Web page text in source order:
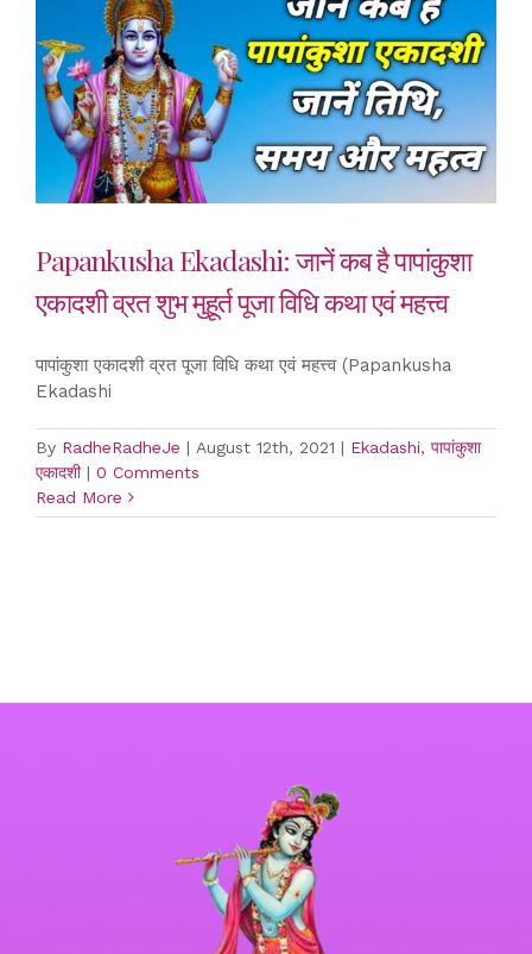
Papankusha Ekadashi: जानें कब है पापांकुशा
एकादशी व्रत शुभ मुहूर्त पूजा विधि कथा एवं महत्त्व
पापांकुशा एकादशी व्रत पूजा विधि कथा एवं महत्त्व (Papankusha
Ekadashi
By RadheRadheJe | August 12th, 2021 | Ekadashi, पापांकुशा
एकादशी | 0 Comments
Read More